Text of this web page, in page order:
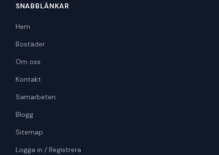
SNABBLÄNKAR
Hem
Bostäder
Om oss
Kontakt
Samarbeten
Blogg
Sitemap
Logga in / Registrera